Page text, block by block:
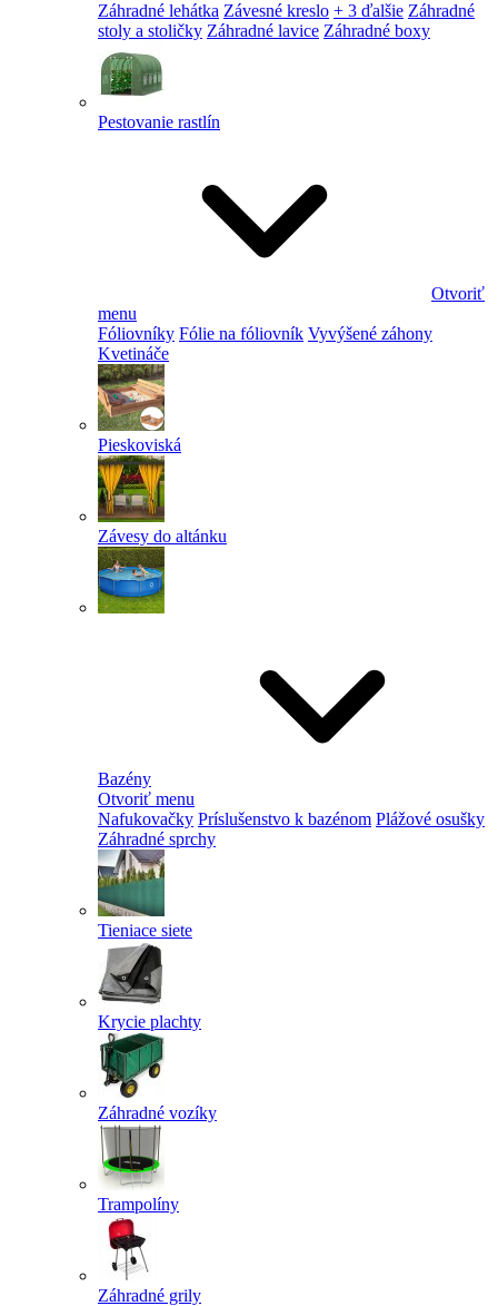
Záhradné lehátka Závesné kreslo + 3 ďalšie Záhradné
stoly a stoličky Záhradné lavice Záhradné boxy
Pestovanie rastlín
Otvoriť
menu
Fóliovníky Fólie na fóliovník Vyvýšené záhony
Kvetináče
Pieskoviská
Závesy do altánku
Bazény
Otvoriť menu
Nafukovačky Príslušenstvo k bazénom Plážové osušky
Záhradné sprchy
Tieniace siete
Krycie plachty
Záhradné vozíky
Trampolíny
Záhradné grily